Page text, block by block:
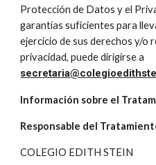
Protección de Datos y el
garantías suficientes para
ejercicio de sus derechos y/o
Información sobre el
Responsable del
COLEGIO EDITH STEIN